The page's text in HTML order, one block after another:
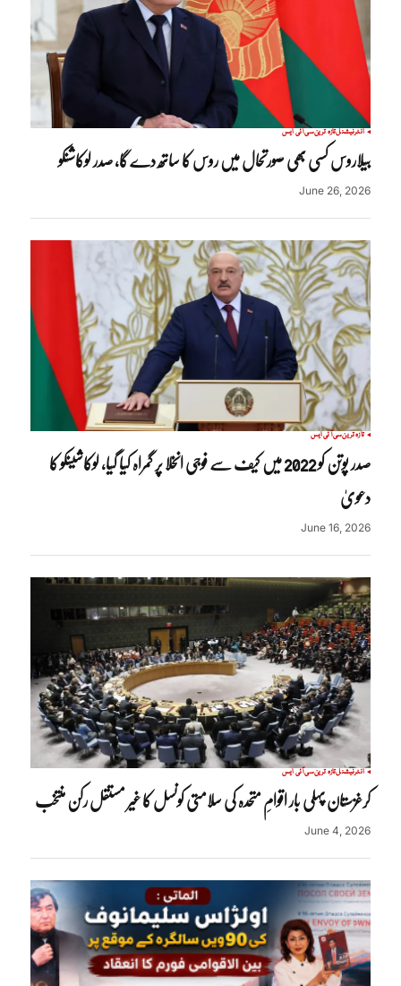
انٹرنیشنلتازہ ترینسی آئی ایس
بیلاروس کسی بھی صورتحال میں روس کا ساتھ دے گا، صدر لوکاشنکو
June 26, 2026
تازہ ترینسی آئی ایس
صدر پوتن کو 2022 میں کیف سے فوجی انخلا پر گمراہ کیا گیا، لوکاشینکو کا
دعویٰ
June 16, 2026
انٹرنیشنلتازہ ترینسی آئی ایس
کرغزستان پہلی بار اقوامِ متحدہ کی سلامتی کونسل کا غیر مستقل رکن منتخب
June 4, 2026